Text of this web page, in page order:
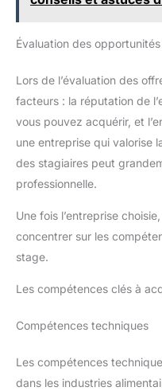
Évaluation des opportunités
Lors de l’évaluation des
facteurs : la réputation de
vous pouvez acquérir, et
une entreprise qui valorise
des stagiaires peut
professionnelle.
Une fois l’entreprise
concentrer sur les
stage.
Les compétences clés à
Compétences techniques
Les compétences
dans les industries